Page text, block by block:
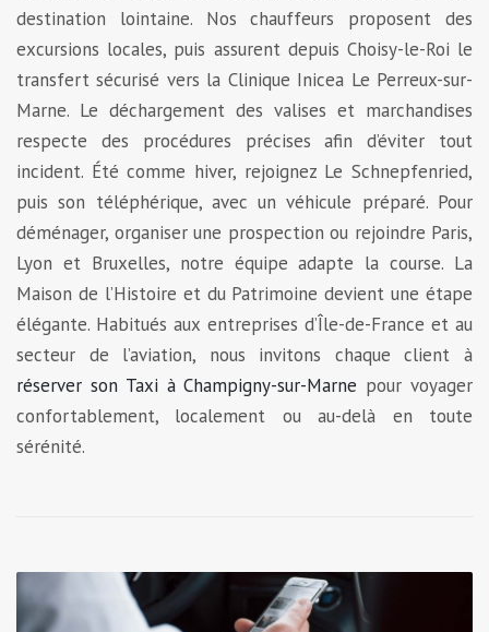
destination lointaine. Nos chauffeurs proposent des
excursions locales, puis assurent depuis Choisy-le-Roi le
transfert sécurisé vers la Clinique Inicea Le Perreux-sur-
Marne. Le déchargement des valises et marchandises
respecte des procédures précises afin d’éviter tout
incident. Été comme hiver, rejoignez Le Schnepfenried,
puis son téléphérique, avec un véhicule préparé. Pour
déménager, organiser une prospection ou rejoindre Paris,
Lyon et Bruxelles, notre équipe adapte la course. La
Maison de l’Histoire et du Patrimoine devient une étape
élégante. Habitués aux entreprises d’Île-de-France et au
secteur de l’aviation, nous invitons chaque client à
réserver son Taxi à Champigny-sur-Marne pour voyager
confortablement, localement ou au-delà en toute
sérénité.